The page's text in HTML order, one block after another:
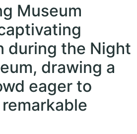
Museum
during the Night
drawing a
eager to